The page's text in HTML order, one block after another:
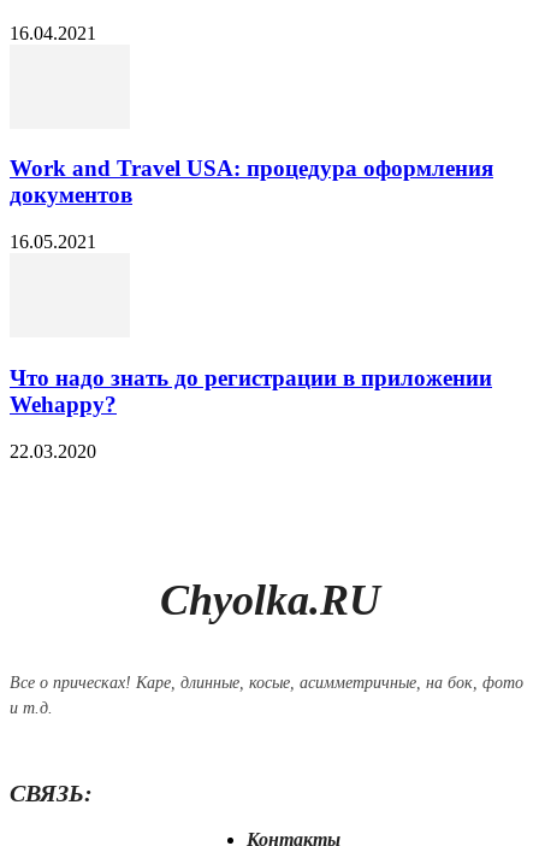
16.04.2021
Work and Travel USA: процедура оформления
документов
16.05.2021
Что надо знать до регистрации в приложении
Wehappy?
22.03.2020
Chyolka.RU
Все о прическах! Каре, длинные, косые, асимметричные, на бок, фото
и т.д.
СВЯЗЬ:
Контакты